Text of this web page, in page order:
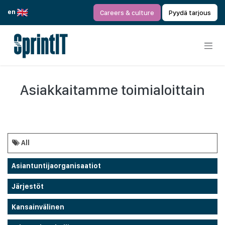
en
Careers & culture Pyydä tarjous
Asiakkaitamme toimialoittain
All
Asiantuntijaorganisaatiot
Järjestöt
Kansainvälinen